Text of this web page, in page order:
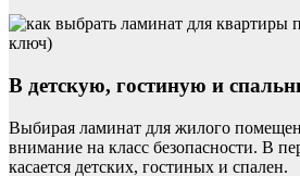
В детскую, гостиную и
Выбирая ламинат для жилого
внимание на класс безопасности. В
касается детских, гостиных и спален.